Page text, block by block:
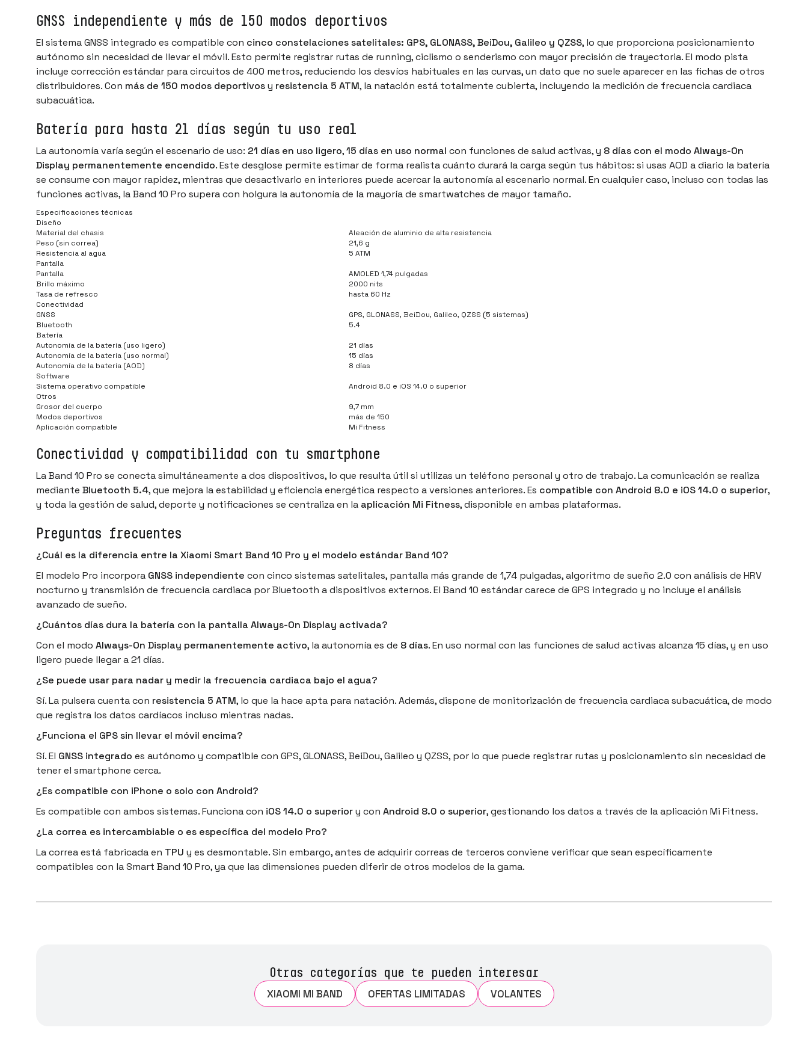
GNSS independiente y más de 150 modos deportivos
El sistema GNSS integrado es compatible con cinco constelaciones satelitales: GPS, GLONASS, BeiDou, Galileo y QZSS, lo que proporciona posicionamiento
autónomo sin necesidad de llevar el móvil. Esto permite registrar rutas de running, ciclismo o senderismo con mayor precisión de trayectoria. El modo pista
incluye corrección estándar para circuitos de 400 metros, reduciendo los desvíos habituales en las curvas, un dato que no suele aparecer en las fichas de otros
distribuidores. Con más de 150 modos deportivosy resistencia 5 ATM, la natación está totalmente cubierta, incluyendo la medición de frecuencia cardiaca
subacuática.
Batería para hasta 21 días según tu uso real
La autonomía varía según el escenario de uso: 21 días en uso ligero,15 días en uso normal con funciones de salud activas, y 8 días con el modo Always-On
Display permanentemente encendido. Este desglose permite estimar de forma realista cuánto durará la carga según tus hábitos: si usas AOD a diario la batería
se consume con mayor rapidez, mientras que desactivarlo en interiores puede acercar la autonomía al escenario normal. En cualquier caso, incluso con todas las
funciones activas, la Band 10 Pro supera con holgura la autonomía de la mayoría de smartwatches de mayor tamaño.
Especificaciones técnicas
Diseño
Material del chasis
Aleación de aluminio de alta resistencia
Peso (sin correa)
21,6 g
Resistencia al agua
5 ATM
Pantalla
Pantalla
AMOLED 1,74 pulgadas
Brillo máximo
2000 nits
Tasa de refresco
hasta 60 Hz
Conectividad
GNSS
GPS, GLONASS, BeiDou, Galileo, QZSS (5 sistemas)
Bluetooth
5.4
Batería
Autonomía de la batería (uso ligero)
21 días
Autonomía de la batería (uso normal)
15 días
Autonomía de la batería (AOD)
8 días
Software
Sistema operativo compatible
Android 8.0 e iOS 14.0 o superior
Otros
Grosor del cuerpo
9,7 mm
Modos deportivos
más de 150
Aplicación compatible
Mi Fitness
Conectividad y compatibilidad con tu smartphone
La Band 10 Pro se conecta simultáneamente a dos dispositivos, lo que resulta útil si utilizas un teléfono personal y otro de trabajo. La comunicación se realiza
mediante Bluetooth 5.4, que mejora la estabilidad y eficiencia energética respecto a versiones anteriores. Es compatible con Android 8.0 e iOS 14.0 o superior,
y toda la gestión de salud, deporte y notificaciones se centraliza en la aplicación Mi Fitness, disponible en ambas plataformas.
Preguntas frecuentes
¿Cuál es la diferencia entre la Xiaomi Smart Band 10 Pro y el modelo estándar Band 10?
El modelo Pro incorpora GNSS independiente con cinco sistemas satelitales, pantalla más grande de 1,74 pulgadas, algoritmo de sueño 2.0 con análisis de HRV
nocturno y transmisión de frecuencia cardiaca por Bluetooth a dispositivos externos. El Band 10 estándar carece de GPS integrado y no incluye el análisis
avanzado de sueño.
¿Cuántos días dura la batería con la pantalla Always-On Display activada?
Con el modo Always-On Display permanentemente activo, la autonomía es de 8 días. En uso normal con las funciones de salud activas alcanza 15 días, y en uso
ligero puede llegar a 21 días.
¿Se puede usar para nadar y medir la frecuencia cardiaca bajo el agua?
Sí. La pulsera cuenta con resistencia 5 ATM, lo que la hace apta para natación. Además, dispone de monitorización de frecuencia cardiaca subacuática, de modo
que registra los datos cardíacos incluso mientras nadas.
¿Funciona el GPS sin llevar el móvil encima?
Sí. El GNSS integrado es autónomo y compatible con GPS, GLONASS, BeiDou, Galileo y QZSS, por lo que puede registrar rutas y posicionamiento sin necesidad de
tener el smartphone cerca.
¿Es compatible con iPhone o solo con Android?
Es compatible con ambos sistemas. Funciona con iOS 14.0 o superiory con Android 8.0 o superior, gestionando los datos a través de la aplicación Mi Fitness.
¿La correa es intercambiable o es específica del modelo Pro?
La correa está fabricada en TPU y es desmontable. Sin embargo, antes de adquirir correas de terceros conviene verificar que sean específicamente
compatibles con la Smart Band 10 Pro, ya que las dimensiones pueden diferir de otros modelos de la gama.
Otras categorías que te pueden interesar
XIAOMI MI BAND OFERTAS LIMITADAS VOLANTES